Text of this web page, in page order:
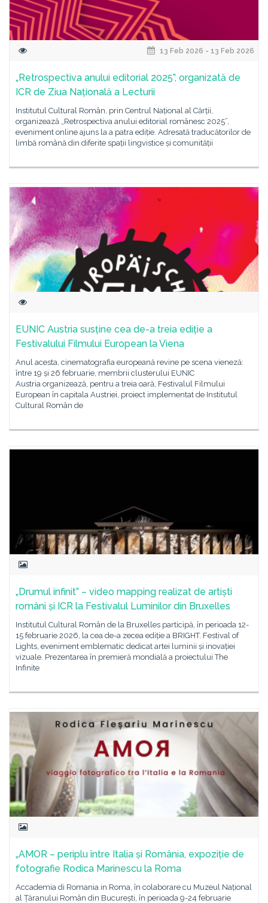
13 Feb 2026 - 13 Feb 2026
„Retrospectiva anului editorial 2025”, organizată de
ICR de Ziua Națională a Lecturii
Institutul Cultural Român, prin Centrul Național al Cărții,
organizează „Retrospectiva anului editorial românesc 2025”,
eveniment online ajuns la a patra ediție. Adresată traducătorilor de
limbă română din diferite spații lingvistice și comunității
EUNIC Austria susține cea de-a treia ediție a
Festivalului Filmului European la Viena
Anul acesta, cinematografia europeană revine pe scena vieneză:
între 19 și 26 februarie, membrii clusterului EUNIC
Austria organizează, pentru a treia oară, Festivalul Filmului
European în capitala Austriei, proiect implementat de Institutul
Cultural Român de
„Drumul infinit” – video mapping realizat de artiști
români și ICR la Festivalul Luminilor din Bruxelles
Institutul Cultural Român de la Bruxelles participă, în perioada 12-
15 februarie 2026, la cea de-a zecea ediție a BRIGHT. Festival of
Lights, eveniment emblematic dedicat artei luminii și inovației
vizuale. Prezentarea în premieră mondială a proiectului The
Infinite
„AMOR – periplu între Italia și România, expoziție de
fotografie Rodica Marinescu la Roma
Accademia di Romania in Roma, în colaborare cu Muzeul Național
al Țăranului Român din București, în perioada 9-24 februarie